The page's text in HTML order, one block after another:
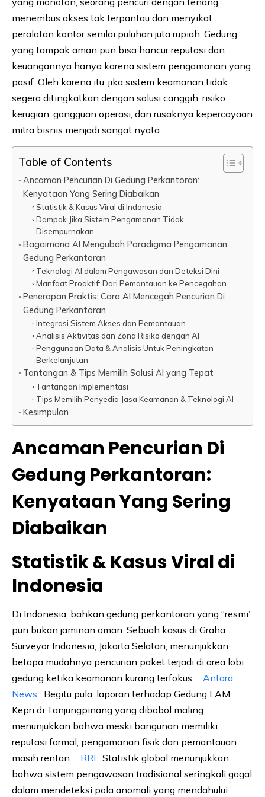
menembus akses tak terpantau dan menyikat
peralatan kantor senilai puluhan juta rupiah. Gedung
yang tampak aman pun bisa hancur reputasi dan
keuangannya hanya karena sistem pengamanan yang
pasif. Oleh karena itu, jika sistem keamanan tidak
segera ditingkatkan dengan solusi canggih, risiko
kerugian, gangguan operasi, dan rusaknya kepercayaan
mitra bisnis menjadi sangat nyata.
Table of Contents
Ancaman Pencurian Di Gedung Perkantoran:
Kenyataan Yang Sering Diabaikan
Statistik & Kasus Viral di Indonesia
Dampak Jika Sistem Pengamanan Tidak
Disempurnakan
Bagaimana AI Mengubah Paradigma Pengamanan
Gedung Perkantoran
Teknologi AI dalam Pengawasan dan Deteksi Dini
Manfaat Proaktif: Dari Pemantauan ke Pencegahan
Penerapan Praktis: Cara AI Mencegah Pencurian Di
Gedung Perkantoran
Integrasi Sistem Akses dan Pemantauan
Analisis Aktivitas dan Zona Risiko dengan AI
Penggunaan Data & Analisis Untuk Peningkatan
Berkelanjutan
Tantangan & Tips Memilih Solusi AI yang Tepat
Tantangan Implementasi
Tips Memilih Penyedia Jasa Keamanan & Teknologi AI
Kesimpulan
Ancaman Pencurian Di
Gedung Perkantoran:
Kenyataan Yang Sering
Diabaikan
Statistik & Kasus Viral di
Indonesia
Di Indonesia, bahkan gedung perkantoran yang “resmi”
pun bukan jaminan aman. Sebuah kasus di Graha
Surveyor Indonesia, Jakarta Selatan, menunjukkan
betapa mudahnya pencurian paket terjadi di area lobi
gedung ketika keamanan kurang terfokus.
Antara
News
Begitu pula, laporan terhadap Gedung LAM
Kepri di Tanjungpinang yang dibobol maling
menunjukkan bahwa meski bangunan memiliki
reputasi formal, pengamanan fisik dan pemantauan
masih rentan.
RRI Statistik global menunjukkan
bahwa sistem pengawasan tradisional seringkali gagal
dalam mendeteksi pola anomali yang mendahului